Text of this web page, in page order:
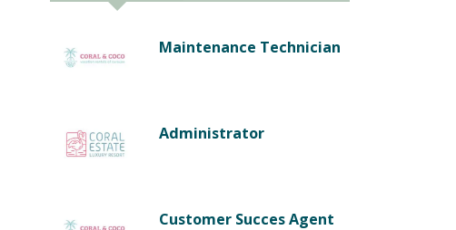
Maintenance Technician
Administrator
Customer Succes Agent